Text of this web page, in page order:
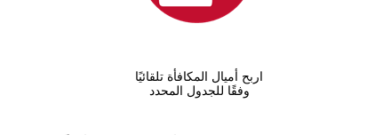
اربح أميال المكافأة تلقائيًا
وفقًا للجدول المحدد